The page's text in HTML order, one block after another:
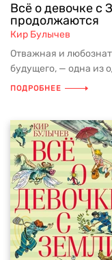
Всё о девочке с
продолжаются
Кир Булычев
Отважная и
будущего, — одна из
ПОДРОБНЕЕ